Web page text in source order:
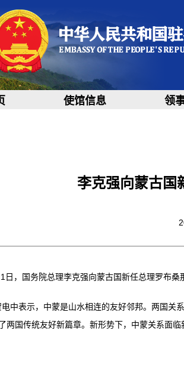
使馆信息 领
李克强向蒙古国
，国务院总理李克强向蒙古国新任总理罗布桑
表示，中蒙是山水相连的友好邻邦。两国关
两国传统友好新篇章。新形势下，中蒙关系面